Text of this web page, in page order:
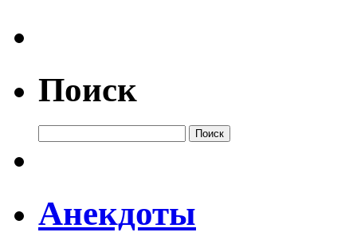
Поиск
Анекдоты